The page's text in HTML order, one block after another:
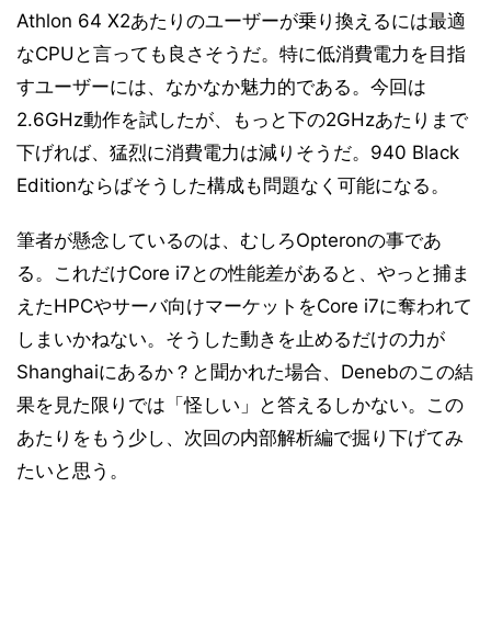
Athlon 64 X2あたりのユーザーが乗り換えるには最適
なCPUと言っても良さそうだ。特に低消費電力を目指
すユーザーには、なかなか魅力的である。今回は
2.6GHz動作を試したが、もっと下の2GHzあたりまで
下げれば、猛烈に消費電力は減りそうだ。940 Black
Editionならばそうした構成も問題なく可能になる。
筆者が懸念しているのは、むしろOpteronの事であ
る。これだけCore i7との性能差があると、やっと捕ま
えたHPCやサーバ向けマーケットをCore i7に奪われて
しまいかねない。そうした動きを止めるだけの力が
Shanghaiにあるか？と聞かれた場合、Denebのこの結
果を見た限りでは「怪しい」と答えるしかない。この
あたりをもう少し、次回の内部解析編で掘り下げてみ
たいと思う。